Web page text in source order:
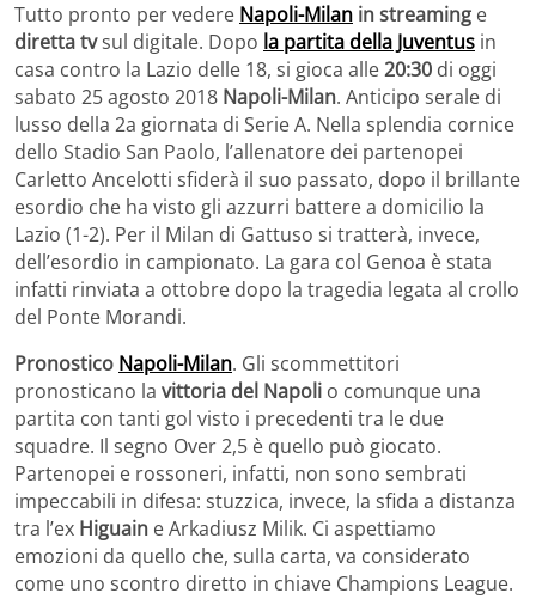
Tutto pronto per vedere Napoli-Milan in streaming e
diretta tvsul digitale. Dopo la partita della Juventus in
casa contro la Lazio delle 18, si gioca alle20:30 di oggi
sabato 25 agosto 2018 Napoli-Milan. Anticipo serale di
lusso della 2a giornata di Serie A. Nella splendia cornice
dello Stadio San Paolo, l’allenatore dei partenopei
Carletto Ancelotti sfiderà il suo passato, dopo il brillante
esordio che ha visto gli azzurri battere a domicilio la
Lazio (1-2). Per il Milan di Gattuso si tratterà, invece,
dell’esordio in campionato. La gara col Genoa è stata
infatti rinviata a ottobre dopo la tragedia legata al crollo
del Ponte Morandi.
Pronostico Napoli-Milan. Gli scommettitori
pronosticano la vittoria del Napoli o comunque una
partita con tanti gol visto i precedenti tra le due
squadre. Il segno Over 2,5 è quello può giocato.
Partenopei e rossoneri, infatti, non sono sembrati
impeccabili in difesa: stuzzica, invece, la sfida a distanza
tra l’ex Higuain e Arkadiusz Milik. Ci aspettiamo
emozioni da quello che, sulla carta, va considerato
come uno scontro diretto in chiave Champions League.